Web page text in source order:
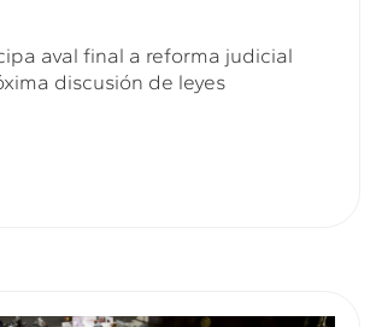
aval final a reforma judicial
discusión de leyes